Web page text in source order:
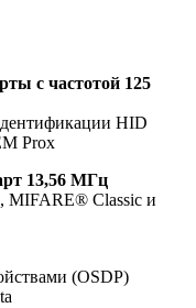
с частотой 125
HID
Prox
13,56 МГц
MIFARE® Classic и
(OSDP)